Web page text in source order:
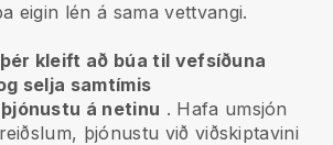
eigin lén á sama vettvangi.
kleift að búa til vefsíðuna
selja samtímis
á netinu . Hafa umsjón
þjónustu við viðskiptavini